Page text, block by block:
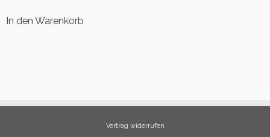
war:
In den Warenkorb
Vertrag widerrufen